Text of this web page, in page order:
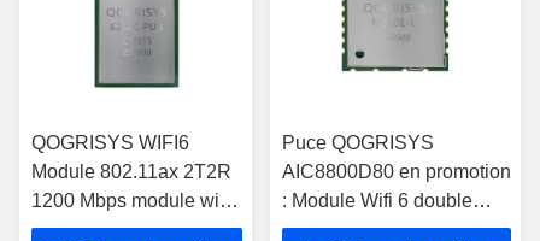
QOGRISYS WIFI6
Module 802.11ax 2T2R
1200 Mbps module wifi
sans fil nouveau module
Puce QOGRISYS
AIC8800D80 en promotion
: Module Wifi 6 double
bande 2.4/5.8 GHz 600